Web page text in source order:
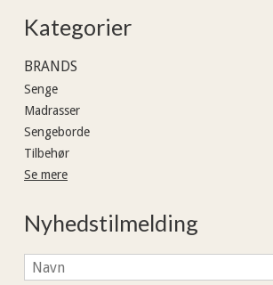
Kategorier
BRANDS
Senge
Madrasser
Sengeborde
Tilbehør
Se mere
Nyhedstilmelding